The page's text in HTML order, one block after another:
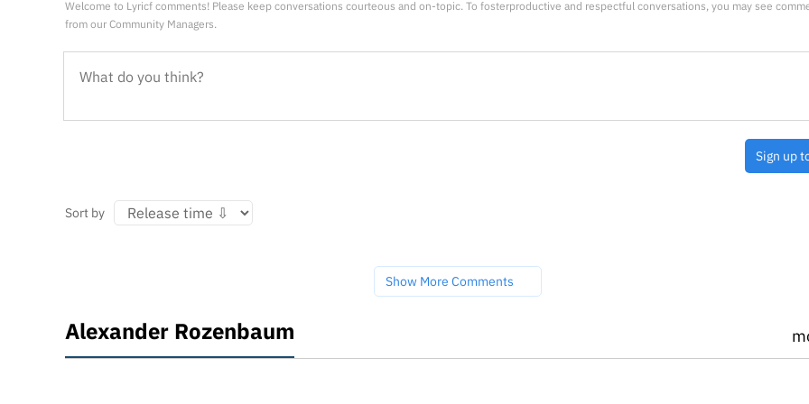
Welcome to Lyricf comments! Please keep conversations courteous and on-topic. To fosterproductive and respectful conversations, you may see
from our Community Managers.
Sign up
Sort by
Show More Comments
Alexander Rozenbaum